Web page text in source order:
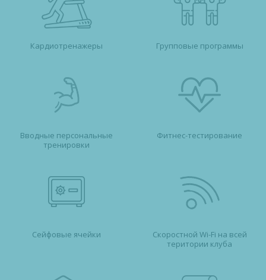
Кардиотренажеры Групповые программы
Вводные персональные
тренировки
Фитнес-тестирование
Сейфовые ячейки Скоростной Wi-Fi на всей
територии клуба